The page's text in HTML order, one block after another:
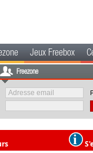
Jeux Freebox
Freezone